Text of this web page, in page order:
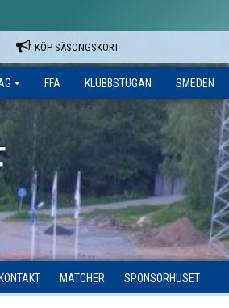
KÖP SÄSONGSKORT
FFA KLUBBSTUGAN SMEDEN
KONTAKT MATCHER SPONSORHUSET